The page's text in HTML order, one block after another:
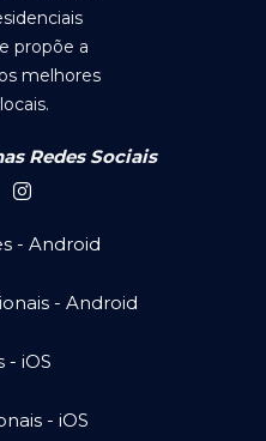
propõe a
melhores
Redes Sociais
- Android
- Android
- iOS
- iOS